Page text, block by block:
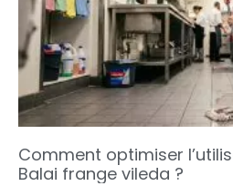
Comment optimiser
Balai frange vileda ?